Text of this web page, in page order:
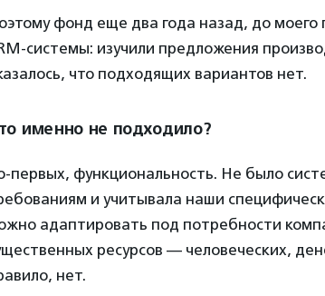
фонд еще два года назад, до моего
системы: изучили предложения
что подходящих вариантов нет.
именно не подходило?
первых, функциональность. Не было
и учитывала наши
адаптировать под потребности
ресурсов — человеческих,
нет.